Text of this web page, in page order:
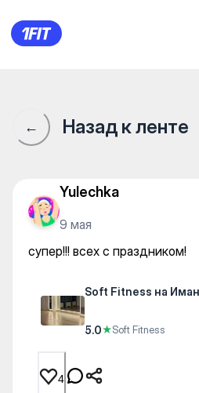
Soft Fitness на
← Назад к ленте
Yulechka
9 мая
супер!!! всех с праздником!
Soft Fitness на
5.0★Soft Fitness
4